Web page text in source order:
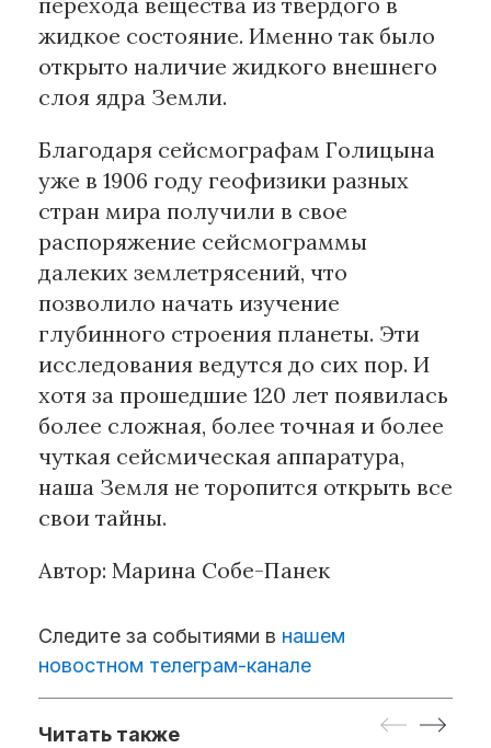
жидкое состояние. Именно так было
открыто наличие жидкого внешнего
слоя ядра Земли.
Благодаря сейсмографам Голицына
уже в 1906 году геофизики разных
стран мира получили в свое
распоряжение сейсмограммы
далеких землетрясений, что
позволило начать изучение
глубинного строения планеты. Эти
исследования ведутся до сих пор. И
хотя за прошедшие 120 лет появилась
более сложная, более точная и более
чуткая сейсмическая аппаратура,
наша Земля не торопится открыть все
свои тайны.
Автор: Марина Собе-Панек
Следите за событиями в нашем
новостном телеграм-канале
Читать также